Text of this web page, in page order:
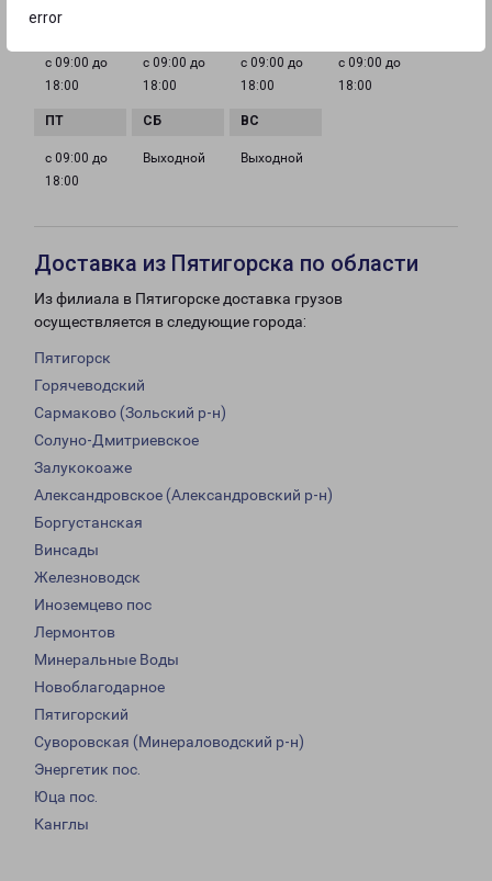
error
с 09:00 до
18:00
с 09:00 до
18:00
с 09:00 до
18:00
с 09:00 до
18:00
с 09:00 до
18:00
Выходной Выходной
Доставка из Пятигорска по области
Из филиала в Пятигорске доставка грузов
осуществляется в следующие города:
Пятигорск
Горячеводский
Сармаково (Зольский р-н)
Солуно-Дмитриевское
Залукокоаже
Александровское (Александровский р-н)
Боргустанская
Винсады
Железноводск
Иноземцево пос
Лермонтов
Минеральные Воды
Новоблагодарное
Пятигорский
Суворовская (Минераловодский р-н)
Энергетик пос.
Юца пос.
Канглы